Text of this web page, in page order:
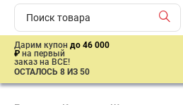
Дарим купон до 46 000
₽ на первый
заказ на ВСЕ!
ОСТАЛОСЬ 8 ИЗ 50